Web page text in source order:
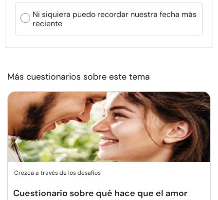
Ni siquiera puedo recordar nuestra fecha más
reciente
Más cuestionarios sobre este tema
Crezca a través de los desafíos
Cuestionario sobre qué hace que el amor